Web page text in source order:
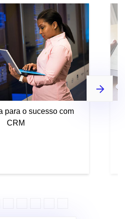
para o sucesso com
CRM